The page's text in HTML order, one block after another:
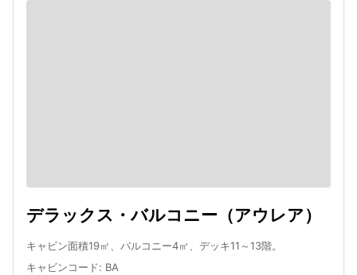
デラックス・バルコニー（アウレア）
キャビン面積19㎡、バルコニー4㎡、デッキ11～13階。
キャビンコード: BA